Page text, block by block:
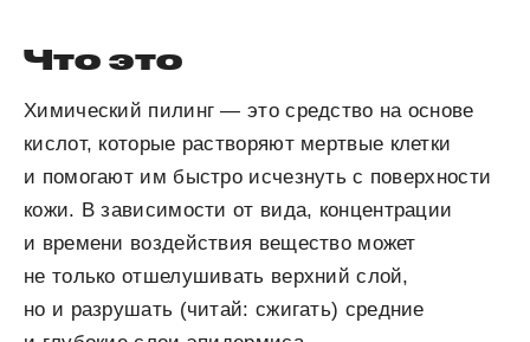
Что это
Химический пилинг — это средство на основе
кислот, которые растворяют мертвые клетки
и помогают им быстро исчезнуть с поверхности
кожи. В зависимости от вида, концентрации
и времени воздействия вещество может
не только отшелушивать верхний слой,
но и разрушать (читай: сжигать) средние